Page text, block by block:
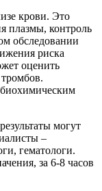
крови. Это
плазмы, контроль
обследовании
риска
оценить
биохимическим
могут
–
гематологи.
за 6-8 часов